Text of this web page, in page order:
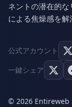
ネントの潜在的な
による焦燥感を解
公式アカウント
一鍵シェア
© 2026 Entireweb